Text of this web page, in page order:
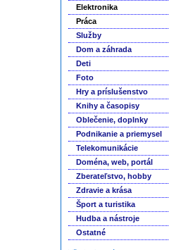
Elektronika
Práca
Služby
Dom a záhrada
Deti
Foto
Hry a príslušenstvo
Knihy a časopisy
Oblečenie, doplnky
Podnikanie a priemysel
Telekomunikácie
Doména, web, portál
Zberateľstvo, hobby
Zdravie a krása
Šport a turistika
Hudba a nástroje
Ostatné